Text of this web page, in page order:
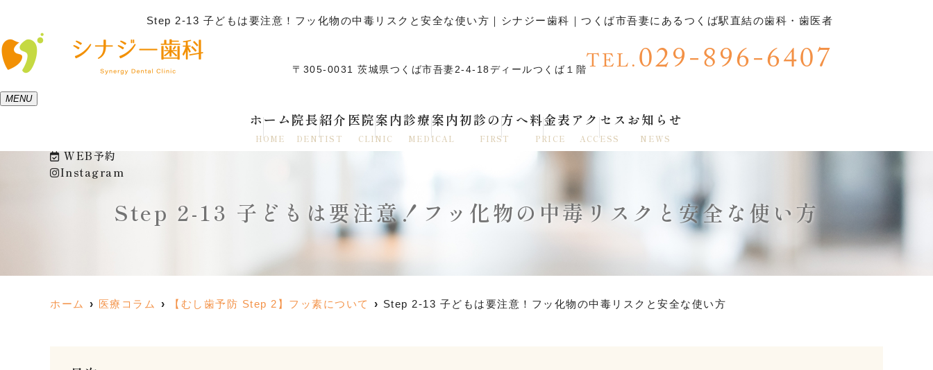
Step 2-13 子どもは要注意！フッ化物の中毒リスクと安全な使い方｜シナジー歯科｜つくば市吾妻にあるつくば駅直結の歯科・歯医者
〒305-0031 茨城県つくば市吾妻2-4-18ディールつくば１階TEL.029-896-6407
MENU
ホーム
HOME
院長紹介
DENTIST
医院案内
CLINIC
診療案内
MEDICAL
初診の方へ
FIRST
料金表
PRICE
アクセス
ACCESS
お知らせ
NEWS
WEB予約
Instagram
Step 2-13 子どもは要注意！フッ化物の中毒リスクと安全な使い方
ホーム 医療コラム 【むし歯予防 Step 2】フッ素について Step 2-13 子どもは要注意！フッ化物の中毒リスクと安全な使い方